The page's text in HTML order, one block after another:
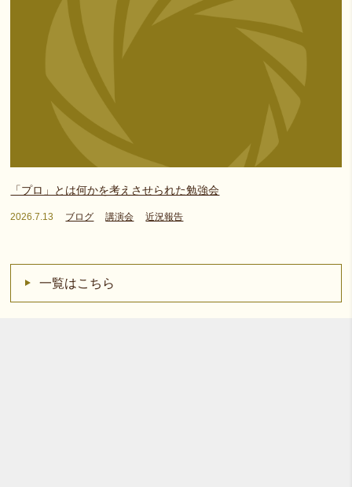
「プロ」とは何かを考えさせられた勉強会
2026.7.13 ブログ 講演会 近況報告
一覧はこちら